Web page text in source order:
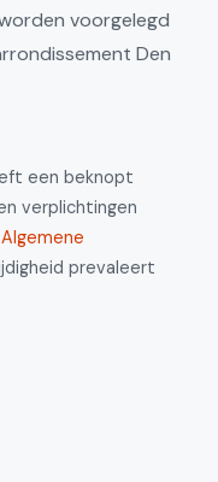
voorgelegd
Den
een beknopt
verplichtingen
prevaleert